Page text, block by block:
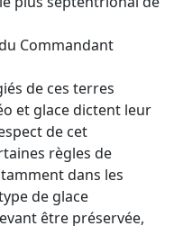
Commandant
de ces terres
et glace dictent leur
de cet
règles de
dans les
de glace
être préservée,